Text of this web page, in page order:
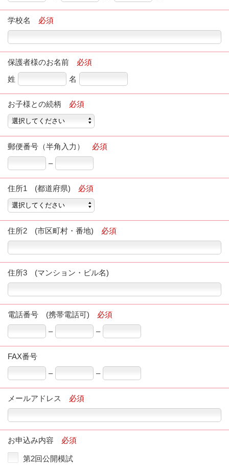
学校名 必須
保護者様のお名前
必須
姓
名
お子様との続柄 必須
郵便番号（半角入力）
必須
–
住所1 (都道府県) 必須
住所2 (市区町村・番地) 必須
住所3 (マンション・ビル名)
電話番号 (携帯電話可)
必須
–
–
FAX番号
–
–
メールアドレス 必須
お申込み内容 必須
第2回公開模試